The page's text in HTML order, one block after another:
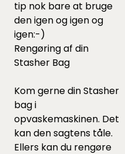
tip nok bare at bruge
den igen og igen og
igen:-)
Rengøring af din
Stasher Bag
Kom gerne din Stasher
bag i
opvaskemaskinen. Det
kan den sagtens tåle.
Ellers kan du rengøre